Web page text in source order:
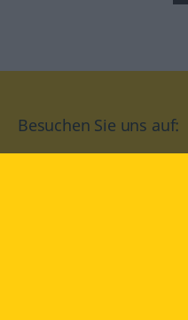
Besuchen Sie uns auf: